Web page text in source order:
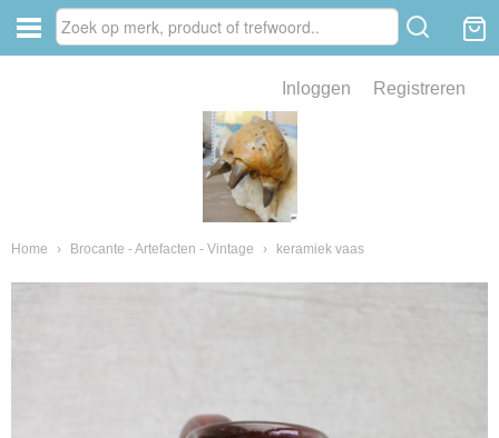
Inloggen Registreren
Home › Brocante - Artefacten - Vintage › keramiek vaas
van fossielen en mineralen